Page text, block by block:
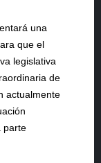
una
que el
legislativa
de
actualmente
parte